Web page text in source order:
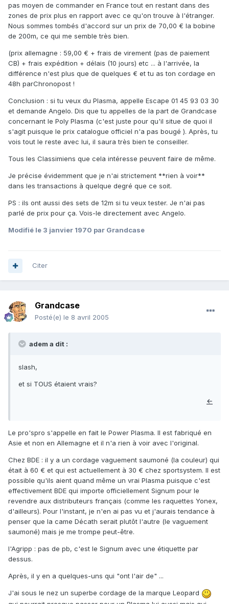
pas moyen de commander en France tout en restant dans des
zones de prix plus en rapport avec ce qu'on trouve à l'étranger.
Nous sommes tombés d'accord sur un prix de 70,00 € la bobine
de 200m, ce qui me semble très bien.
(prix allemagne : 59,00 € + frais de virement (pas de paiement
CB) + frais expédition + délais (10 jours) etc ... à l'arrivée, la
différence n'est plus que de quelques € et tu as ton cordage en
48h parChronopost !
Conclusion : si tu veux du Plasma, appelle Escape 01 45 93 03 30
et demande Angelo. Dis que tu appelles de la part de Grandcase
concernant le Poly Plasma (c'est juste pour qu'il situe de quoi il
s'agit puisque le prix catalogue officiel n'a pas bougé ). Après, tu
vois tout le reste avec lui, il saura très bien te conseiller.
Tous les Classimiens que cela intéresse peuvent faire de même.
Je précise évidemment que je n'ai strictement **rien à voir**
dans les transactions à quelque degré que ce soit.
PS : ils ont aussi des sets de 12m si tu veux tester. Je n'ai pas
parlé de prix pour ça. Vois-le directement avec Angelo.
Modifié le 3 janvier 1970 par Grandcase
Citer
Grandcase
Posté(e) le 8 avril 2005
adem a dit :
slash,
et si TOUS étaient vrais?
←
Le pro'spro s'appelle en fait le Power Plasma. Il est fabriqué en
Asie et non en Allemagne et il n'a rien à voir avec l'original.
Chez BDE : il y a un cordage vaguement saumoné (la couleur) qui
était à 60 € et qui est actuellement à 30 € chez sportsystem. Il est
possible qu'ils aient quand même un vrai Plasma puisque c'est
effectivement BDE qui importe officiellement Signum pour le
revendre aux distributeurs français (comme les raquettes Yonex,
d'ailleurs). Pour l'instant, je n'en ai pas vu et j'aurais tendance à
penser que la came Décath serait plutôt l'autre (le vaguement
saumoné) mais je me trompe peut-être.
l'Agripp : pas de pb, c'est le Signum avec une étiquette par
dessus.
Après, il y en a quelques-uns qui "ont l'air de" ...
J'ai sous le nez un superbe cordage de la marque Leopard